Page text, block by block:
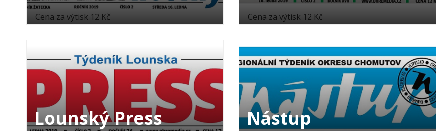
Cena za výtisk 12 Kč
Lounský Press
Cena za výtisk 12 Kč
Nástup